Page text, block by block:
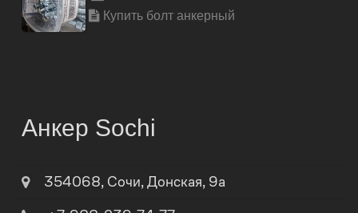
Купить болт анкерный
Анкер Sochi
354068, Сочи,Донская, 9а